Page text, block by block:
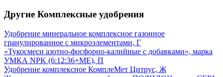
Другие Комплексные удобрения
Удобрение минеральное комплексное газонное
гранулированное с микроэлементами, Г
«Тукосмеси азотно-фосфорно-калийные с добавками», марка
УМКА NPK (6:12:36+МЕ), П
Удобрение комплексное КомплеМет Цитрус, Ж